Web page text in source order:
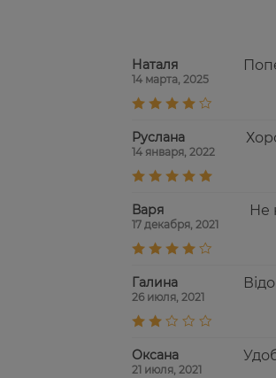
Наталя
14 марта, 2025
Руслана
14 января, 2022
Варя
17 декабря, 2021
Не
Галина
26 июля, 2021
Оксана
21 июля, 2021